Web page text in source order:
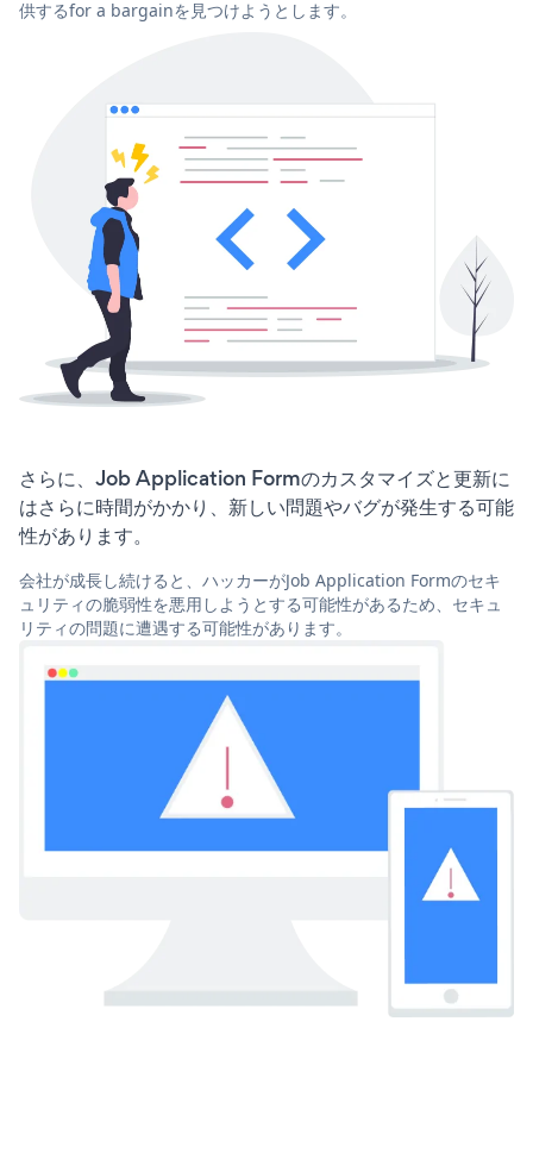
供するfor a bargainを見つけようとします。
さらに、Job Application Formのカスタマイズと更新に
はさらに時間がかかり、新しい問題やバグが発生する可能
性があります。
会社が成長し続けると、ハッカーがJob Application Formのセキ
ュリティの脆弱性を悪用しようとする可能性があるため、セキュ
リティの問題に遭遇する可能性があります。